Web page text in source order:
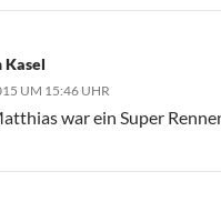
UM 15:46 UHR
war ein Super